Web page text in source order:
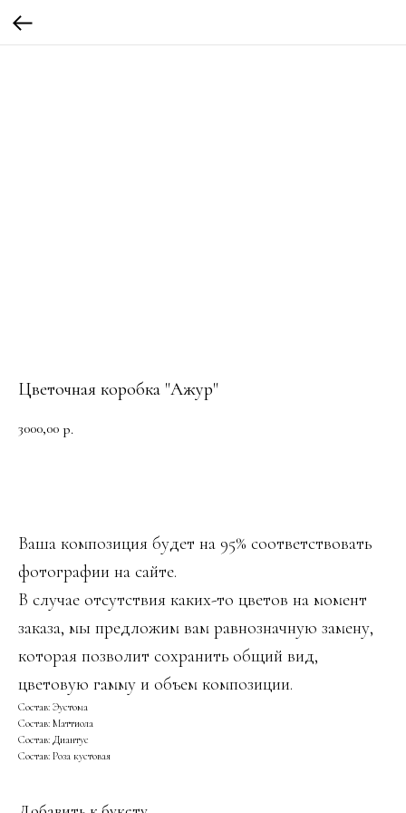
Цветочная коробка "Ажур"
3000,00 р.
Ваша композиция будет на 95% соответствовать
фотографии на сайте.
В случае отсутствия каких-то цветов на момент
заказа, мы предложим вам равнозначную замену,
которая позволит сохранить общий вид,
цветовую гамму и объем композиции.
Состав: Эустома
Состав: Маттиола
Состав: Диантус
Состав: Роза кустовая